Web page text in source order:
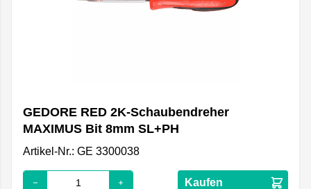
GEDORE RED 2K-Schaubendreher
MAXIMUS Bit 8mm SL+PH
Artikel-Nr.: GE 3300038
Kaufen